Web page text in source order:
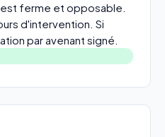
ferme et opposable.
d'intervention. Si
par avenant signé.